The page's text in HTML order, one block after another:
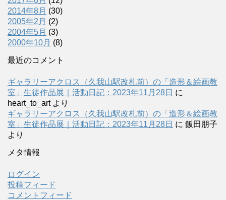
2014年8月 (30)
2005年2月 (2)
2004年5月 (3)
2000年10月 (8)
最近のコメント
ギャラリーアクロス（久我山駅改札前）の「造形＆絵画教
室」生徒作品展｜活動日記：2023年11月28日 に
heart_to_artより
ギャラリーアクロス（久我山駅改札前）の「造形＆絵画教
室」生徒作品展｜活動日記：2023年11月28日 に 飯田朋子
より
メタ情報
ログイン
投稿フィード
コメントフィード